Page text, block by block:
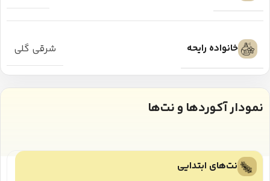
خانواده رایحه شرقی گلی
نمودار آکوردها و نت‌ها
نت‌های ابتدایی